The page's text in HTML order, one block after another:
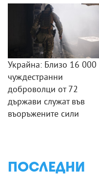
Украйна: Близо 16 000
чуждестранни
доброволци от 72
държави служат във
въоръжените сили
ПОСЛЕДНИ